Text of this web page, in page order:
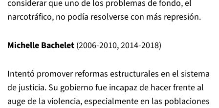
considerar que uno de los problemas de fondo, el
narcotráfico, no podía resolverse con más represión.
Michelle Bachelet (2006-2010, 2014-2018)
Intentó promover reformas estructurales en el sistema
de justicia. Su gobierno fue incapaz de hacer frente al
auge de la violencia, especialmente en las poblaciones